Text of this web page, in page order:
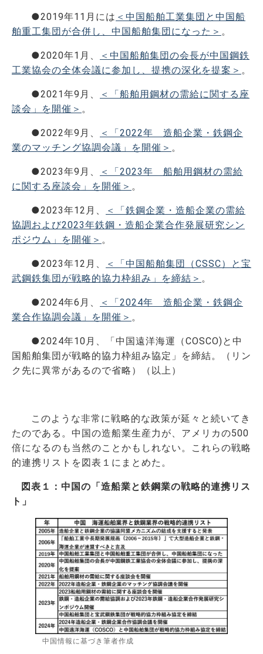
●2019年11月には ＜中国船舶工業集団と中国船
舶重工集団が合併し、中国船舶集団になった＞ 。
●2020年1月、
＜中国船舶集団の会長が中国鋼鉄
工業協会の全体会議に参加し、提携の深化を提案＞ 。
●2021年9月、
＜「船舶用鋼材の需給に関する座
談会」を開催＞ 。
●2022年9月、
＜「2022年 造船企業・鉄鋼企
業のマッチング協調会議」を開催＞ 。
●2023年9月、
＜「2023年 船舶用鋼材の需給
に関する座談会」を開催＞ 。
●2023年12月、
＜「鉄鋼企業・造船企業の需給
協調および2023年鉄鋼・造船企業合作発展研究シン
ポジウム」を開催＞ 。
●2023年12月、
＜「中国船舶集団（CSSC）と宝
武鋼鉄集団が戦略的協力枠組み」を締結＞ 。
●2024年6月、
＜「2024年 造船企業・鉄鋼企
業合作協調会議」を開催＞ 。
●2024年10月、「中国遠洋海運（COSCO)と中
国船舶集団が戦略的協力枠組み協定」を締結。（リン
ク先に異常があるので省略）（以上）
このような非常に戦略的な政策が延々と続いてき
たのである。中国の造船業生産力が、アメリカの500
倍になるのも当然のことかもしれない。これらの戦略
的連携リストを図表１にまとめた。
図表１：中国の「造船業と鉄鋼業の戦略的連携リス
ト」
中国情報に基づき筆者作成